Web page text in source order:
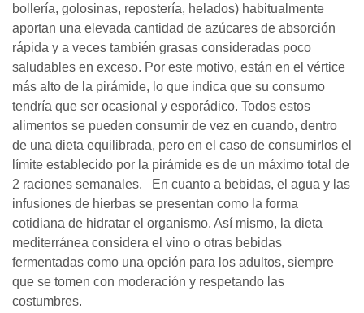
bollería, golosinas, repostería, helados) habitualmente
aportan una elevada cantidad de azúcares de absorción
rápida y a veces también grasas consideradas poco
saludables en exceso. Por este motivo, están en el vértice
más alto de la pirámide, lo que indica que su consumo
tendría que ser ocasional y esporádico. Todos estos
alimentos se pueden consumir de vez en cuando, dentro
de una dieta equilibrada, pero en el caso de consumirlos el
límite establecido por la pirámide es de un máximo total de
2 raciones semanales. En cuanto a bebidas, el agua y las
infusiones de hierbas se presentan como la forma
cotidiana de hidratar el organismo. Así mismo, la dieta
mediterránea considera el vino o otras bebidas
fermentadas como una opción para los adultos, siempre
que se tomen con moderación y respetando las
costumbres.